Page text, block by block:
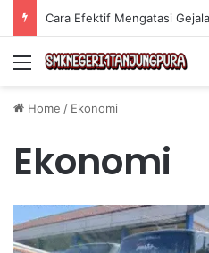
Menu
Home / Ekonomi
Ekonomi